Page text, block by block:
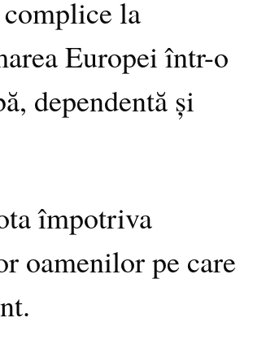
la
Europei într-o
dependentă și
împotriva
oamenilor pe care